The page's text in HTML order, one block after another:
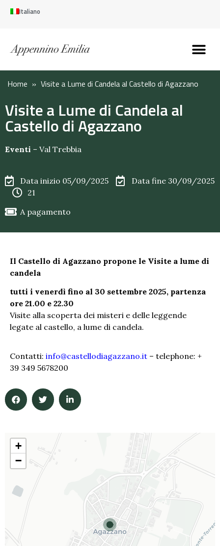
Italiano
Home » Visite a Lume di Candela al Castello di Agazzano
Visite a Lume di Candela al
Castello di Agazzano
Eventi – Val Trebbia
Data inizio 05/09/2025
Data fine 30/09/2025
21
A pagamento
Il Castello di Agazzano propone le Visite a lume di
candela
tutti i venerdì fino al 30 settembre 2025, partenza
ore 21.00 e 22.30
Visite alla scoperta dei misteri e delle leggende
legate al castello, a lume di candela.
Contatti: info@castellodiagazzano.it – telephone: +
39 349 5678200
+
−